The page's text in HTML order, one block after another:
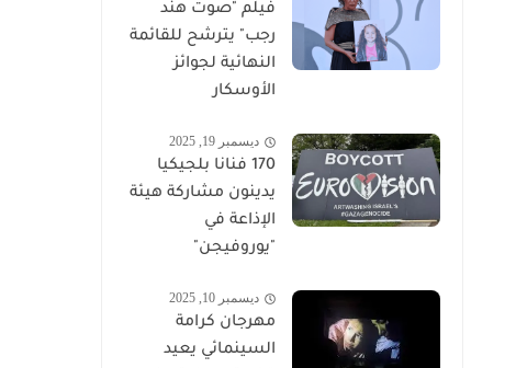
فيلم "صوت هند
رجب" يترشح للقائمة
النهائية لجوائز
الأوسكار
ديسمبر 19, 2025
170 فنانا بلجيكيا
يدينون مشاركة هيئة
الإذاعة في
"يوروفيجن"
ديسمبر 10, 2025
مهرجان كرامة
السينمائي يعيد